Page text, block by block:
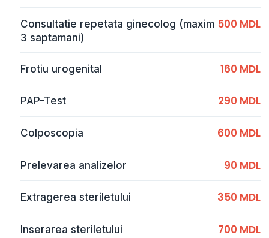
Consultatie repetata ginecolog (maxim
3 saptamani)
500 MDL
Frotiu urogenital 160 MDL
PAP-Test 290 MDL
Colposcopia 600 MDL
Prelevarea analizelor 90 MDL
Extragerea steriletului 350 MDL
Inserarea steriletului 700 MDL